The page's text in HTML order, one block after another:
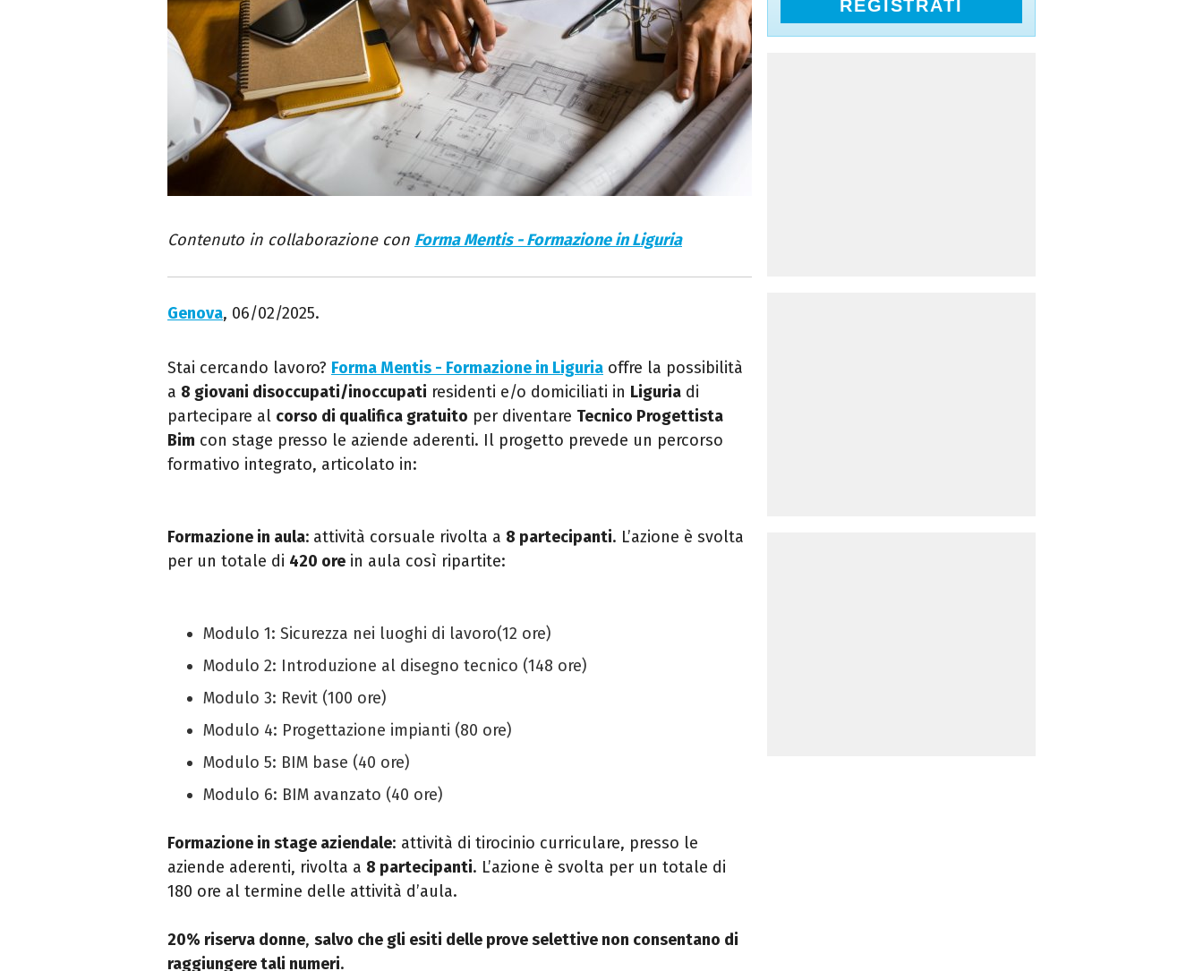
Contenuto in collaborazione con Forma Mentis - Formazione in Liguria
Genova, 06/02/2025.
Stai cercando lavoro? Forma Mentis - Formazione in Liguria offre la possibilità
a 8 giovani disoccupati/inoccupati residenti e/o domiciliati in Liguria di
partecipare al corso di qualifica gratuito per diventare Tecnico Progettista
Bim con stage presso le aziende aderenti. Il progetto prevede un percorso
formativo integrato, articolato in:
Formazione in aula: attività corsuale rivolta a 8 partecipanti. L’azione è svolta
per un totale di 420 ore in aula così ripartite:
Modulo 1: Sicurezza nei luoghi di lavoro(12 ore)
Modulo 2: Introduzione al disegno tecnico (148 ore)
Modulo 3: Revit (100 ore)
Modulo 4: Progettazione impianti (80 ore)
Modulo 5: BIM base (40 ore)
Modulo 6: BIM avanzato (40 ore)
Formazione in stage aziendale: attività di tirocinio curriculare, presso le
aziende aderenti, rivolta a 8 partecipanti. L’azione è svolta per un totale di
180 ore al termine delle attività d’aula.
20% riserva donne, salvo che gli esiti delle prove selettive non consentano di
raggiungere tali numeri.
REGISTRATI